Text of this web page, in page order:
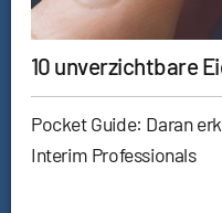
10 unverzichtbare
Pocket Guide: Daran
Interim Professionals